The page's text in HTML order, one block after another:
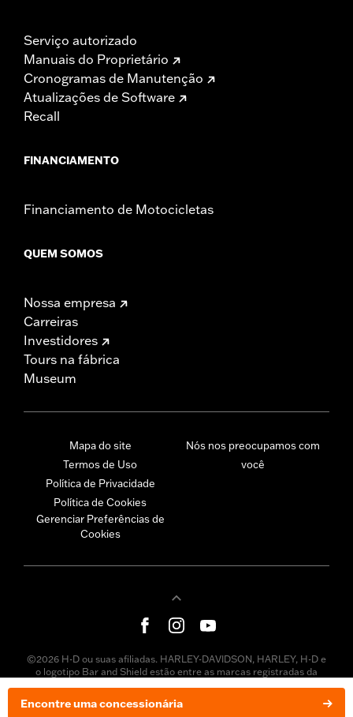
Encontre uma concessionária
Serviço autorizado
Manuais do Proprietário
Cronogramas de Manutenção
Atualizações de Software
Recall
FINANCIAMENTO
Financiamento de Motocicletas
QUEM SOMOS
Nossa empresa
Carreiras
Investidores
Tours na fábrica
Museum
Mapa do site
Termos de Uso
Política de Privacidade
Política de Cookies
Gerenciar Preferências de
Cookies
Nós nos preocupamos com
você
©2026 H-D ou suas afiliadas. HARLEY-DAVIDSON, HARLEY, H-D e
o logotipo Bar and Shield estão entre as marcas registradas da
terceiros pertencem a seus respectivos proprietários.